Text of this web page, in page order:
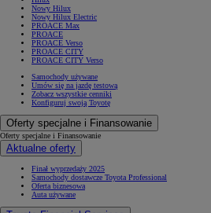
Nowy Hilux
Nowy Hilux Electric
PROACE Max
PROACE
PROACE Verso
PROACE CITY
PROACE CITY Verso
Samochody używane
Umów się na jazdę testową
Zobacz wszystkie cenniki
Konfiguruj swoją Toyotę
Oferty specjalne i Finansowanie
Oferty specjalne i Finansowanie
Aktualne oferty
Finał wyprzedaży 2025
Samochody dostawcze Toyota Professional
Oferta biznesowa
Auta używane